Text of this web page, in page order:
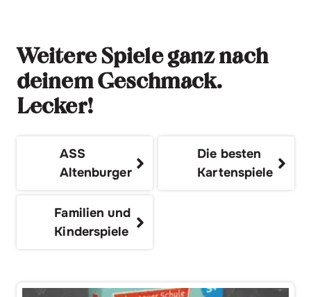
Weitere Spiele ganz nach
deinem Geschmack.
Lecker!
ASS
Altenburger
Die besten
Kartenspiele
Familien und
Kinderspiele